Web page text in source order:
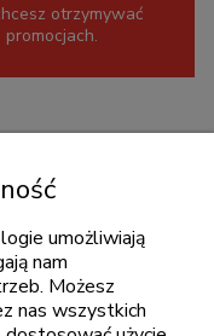
otrzymywać
umożliwiają
nam
Możesz
nas wszystkich